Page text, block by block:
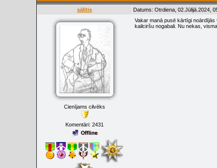
sālītis Datums: Otrdiena, 02.Jūlijā.2024,
Cienījams cilvēks
Komentāri: 2431
Vakar manā pusē kārtīgi
kailciršu nogabali. Nu nekas,